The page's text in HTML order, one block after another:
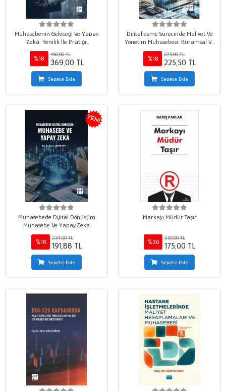
Muhasebenin Geleceği Ve Yapay
Zekâ: Yenilik İle Pratiği
Birleştirmek
%18
450,00 TL
369,00 TL
Sepete Ekle
Dijitalleşme Sürecinde Maliyet Ve
Yönetim Muhasebesi: Kuramsal Ve
Uygulamalı Yaklaşımlar
%18
275,00 TL
225,50 TL
Sepete Ekle
Muhasebede Dijital Dönüşüm
Muhasebe Ve Yapay Zeka
%18
234,00 TL
191,88 TL
Sepete Ekle
Markayı Müdür Taşır
%30
250,00 TL
175,00 TL
Sepete Ekle